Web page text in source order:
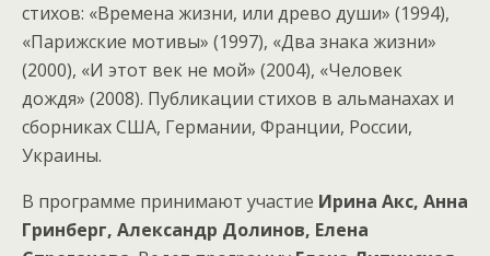
стихов: «Времена жизни, или древо души» (1994),
«Парижские мотивы» (1997), «Два знака жизни»
(2000), «И этот век не мой» (2004), «Человек
дождя» (2008). Публикации стихов в альманахах и
сборниках США, Германии, Франции, России,
Украины.
В программе принимают участие Ирина Акс, Анна
Гринберг, Александр Долинов, Елена